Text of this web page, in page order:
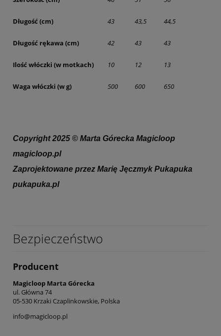
Długość (cm) 43 43,5 44,5
Długość rękawa (cm) 42 43 43
Ilość włóczki (w motkach) 10 12 13
Waga włóczki (w g) 500 600 650
Copyright 2025 © Marta Górecka Magicloop
magicloop.pl
Zaprojektowane przez Marię Jęczmyk Pukapuka
pukapuka.pl
Bezpieczeństwo
Producent
Magicloop Marta Górecka
ul. Główna 74
05-530 Krzaki Czaplinkowskie, Polska
info@magicloop.pl